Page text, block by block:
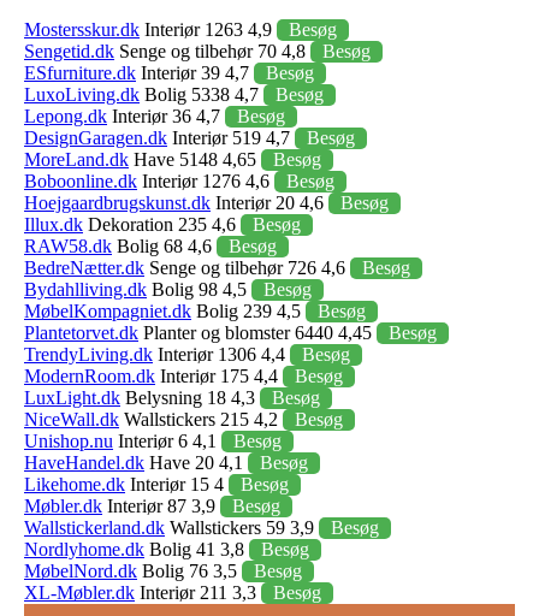
Mostersskur.dk Interiør 1263 4,9
Besøg
Sengetid.dk Senge og tilbehør 70 4,8
Besøg
ESfurniture.dk Interiør 39 4,7
Besøg
LuxoLiving.dk Bolig 5338 4,7
Besøg
Lepong.dk Interiør 36 4,7
Besøg
DesignGaragen.dk Interiør 519 4,7
Besøg
MoreLand.dk Have 5148 4,65
Besøg
Boboonline.dk Interiør 1276 4,6
Besøg
Hoejgaardbrugskunst.dk Interiør 20 4,6
Besøg
Illux.dk Dekoration 235 4,6
Besøg
RAW58.dk Bolig 68 4,6
Besøg
BedreNætter.dk Senge og tilbehør 726 4,6
Besøg
Bydahlliving.dk Bolig 98 4,5
Besøg
MøbelKompagniet.dk Bolig 239 4,5
Besøg
Plantetorvet.dk Planter og blomster 6440 4,45
Besøg
TrendyLiving.dk Interiør 1306 4,4
Besøg
ModernRoom.dk Interiør 175 4,4
Besøg
LuxLight.dk Belysning 18 4,3
Besøg
NiceWall.dk Wallstickers 215 4,2
Besøg
Unishop.nu Interiør 6 4,1
Besøg
HaveHandel.dk Have 20 4,1
Besøg
Likehome.dk Interiør 15 4
Besøg
Møbler.dk Interiør 87 3,9
Besøg
Wallstickerland.dk Wallstickers 59 3,9
Besøg
Nordlyhome.dk Bolig 41 3,8
Besøg
MøbelNord.dk Bolig 76 3,5
Besøg
XL-Møbler.dk Interiør 211 3,3
Besøg